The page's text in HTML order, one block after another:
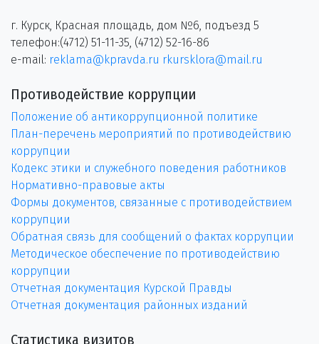
г. Курск, Красная площадь, дом №6, подъезд 5
телефон:(4712) 51-11-35, (4712) 52-16-86
e-mail: reklama@kpravda.ru rkursklora@mail.ru
Противодействие коррупции
Положение об антикоррупционной политике
План-перечень мероприятий по противодействию
коррупции
Кодекс этики и служебного поведения работников
Нормативно-правовые акты
Формы документов, связанные с противодействием
коррупции
Обратная связь для сообщений о фактах коррупции
Методическое обеспечение по противодействию
коррупции
Отчетная документация Курской Правды
Отчетная документация районных изданий
Статистика визитов